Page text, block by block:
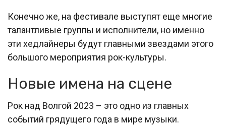
Конечно же, на фестивале выступят еще многие
талантливые группы и исполнители, но именно
эти хедлайнеры будут главными звездами этого
большого мероприятия рок-культуры.
Новые имена на сцене
Рок над Волгой 2023 – это одно из главных
событий грядущего года в мире музыки.